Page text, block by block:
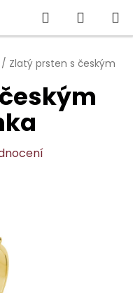
Hledat
KOŠÍK
/ Zlatý prsten s českým